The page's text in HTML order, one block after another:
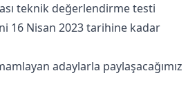
teknik değerlendirme testi
16 Nisan 2023 tarihine kadar
adaylarla paylaşacağımız